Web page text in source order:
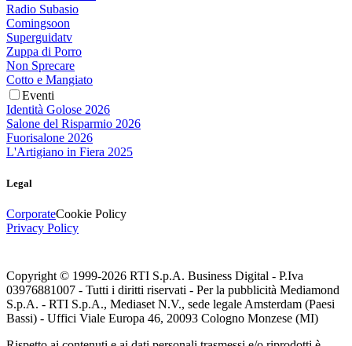
Radio Subasio
Comingsoon
Superguidatv
Zuppa di Porro
Non Sprecare
Cotto e Mangiato
Eventi
Identità Golose 2026
Salone del Risparmio 2026
Fuorisalone 2026
L'Artigiano in Fiera 2025
Legal
CorporateCookie Policy
Privacy Policy
Copyright © 1999-2026 RTI S.p.A. Business Digital - P.Iva
03976881007 - Tutti i diritti riservati - Per la pubblicità Mediamond
S.p.A. - RTI S.p.A., Mediaset N.V., sede legale Amsterdam (Paesi
Bassi) - Uffici Viale Europa 46, 20093 Cologno Monzese (MI)